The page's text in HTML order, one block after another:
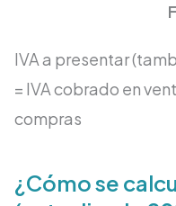
IVA a presentar
= IVA cobrado en
compras
¿Cómo se